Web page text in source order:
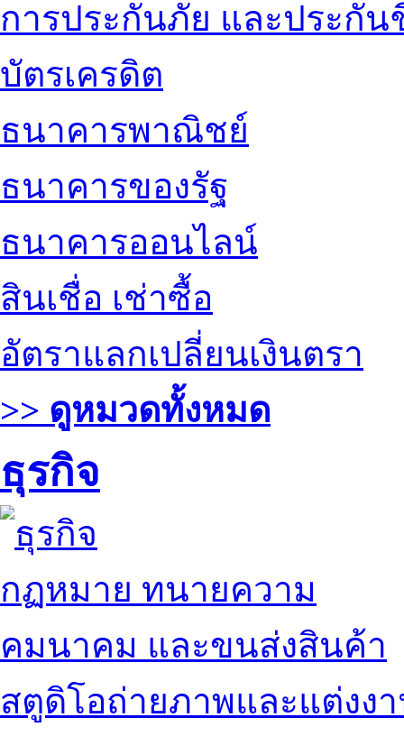
การประกันภัย และประกัน
บัตรเครดิต
ธนาคารพาณิชย์
ธนาคารของรัฐ
ธนาคารออนไลน์
สินเชื่อ เช่าซื้อ
อัตราแลกเปลี่ยนเงินตรา
>> ดูหมวดทั้งหมด
ธุรกิจ
กฏหมาย ทนายความ
คมนาคม และขนส่งสินค้า
สตูดิโอถ่ายภาพและแต่งง